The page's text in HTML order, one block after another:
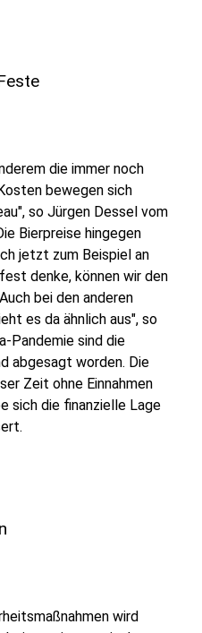
die immer noch
bewegen sich
so Jürgen Dessel vom
Bierpreise hingegen
jetzt zum Beispiel an
denke, können wir den
bei den anderen
es da ähnlich aus", so
Pandemie sind die
abgesagt worden. Die
Zeit ohne Einnahmen
sich die finanzielle Lage
wird